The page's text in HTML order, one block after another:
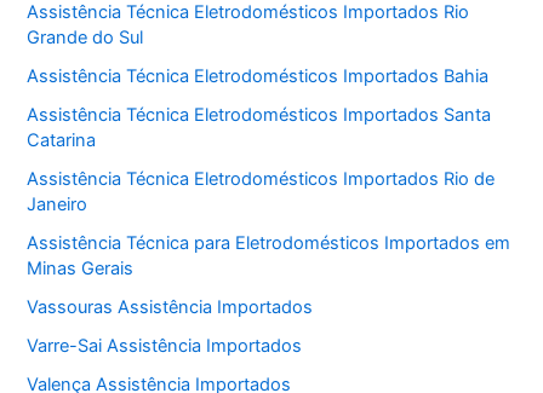
Assistência Técnica Eletrodomésticos Importados Rio
Grande do Sul
Assistência Técnica Eletrodomésticos Importados Bahia
Assistência Técnica Eletrodomésticos Importados Santa
Catarina
Assistência Técnica Eletrodomésticos Importados Rio de
Janeiro
Assistência Técnica para Eletrodomésticos Importados em
Minas Gerais
Vassouras Assistência Importados
Varre-Sai Assistência Importados
Valença Assistência Importados